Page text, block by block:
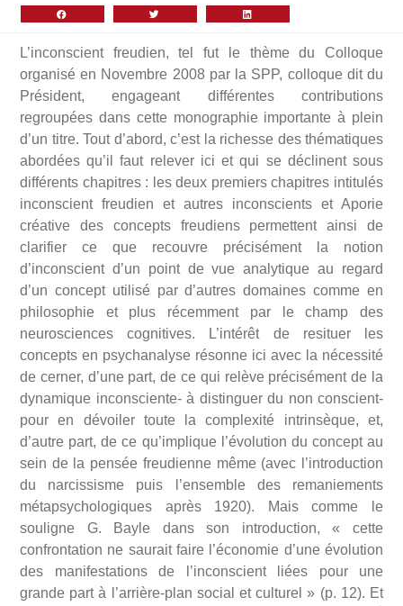
L’inconscient freudien, tel fut le thème du Colloque
organisé en Novembre 2008 par la SPP, colloque dit du
Président, engageant différentes contributions
regroupées dans cette monographie importante à plein
d’un titre. Tout d’abord, c’est la richesse des thématiques
abordées qu’il faut relever ici et qui se déclinent sous
différents chapitres : les deux premiers chapitres intitulés
inconscient freudien et autres inconscients et Aporie
créative des concepts freudiens permettent ainsi de
clarifier ce que recouvre précisément la notion
d’inconscient d’un point de vue analytique au regard
d’un concept utilisé par d’autres domaines comme en
philosophie et plus récemment par le champ des
neurosciences cognitives. L’intérêt de resituer les
concepts en psychanalyse résonne ici avec la nécessité
de cerner, d’une part, de ce qui relève précisément de la
dynamique inconsciente- à distinguer du non conscient-
pour en dévoiler toute la complexité intrinsèque, et,
d’autre part, de ce qu’implique l’évolution du concept au
sein de la pensée freudienne même (avec l’introduction
du narcissisme puis l’ensemble des remaniements
métapsychologiques après 1920). Mais comme le
souligne G. Bayle dans son introduction, « cette
confrontation ne saurait faire l’économie d’une évolution
des manifestations de l’inconscient liées pour une
grande part à l’arrière-plan social et culturel » (p. 12). Et